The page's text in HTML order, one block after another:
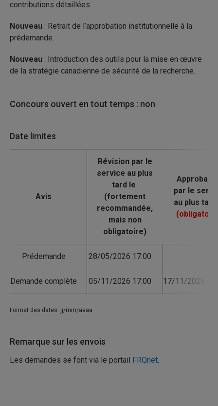
contributions détaillées.
Nouveau : Retrait de l’approbation institutionnelle à la
prédemande.
Nouveau : Introduction des outils pour la mise en œuvre
de la stratégie canadienne de sécurité de la recherche.
Concours ouvert en tout temps : non
Date limites
Avis
Prédemande 28/05/2026 17:00
Demande complète 05/11/2026 17:00 17/11/2026
Format des dates: jj/mm/aaaa
Remarque sur les envois
Les demandes se font via le portail FRQnet.